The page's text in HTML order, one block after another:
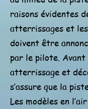
raisons évidentes
atterrissages et
doivent être
par le pilote. Avant
atterrissage et
s’assure que la
Les modèles en